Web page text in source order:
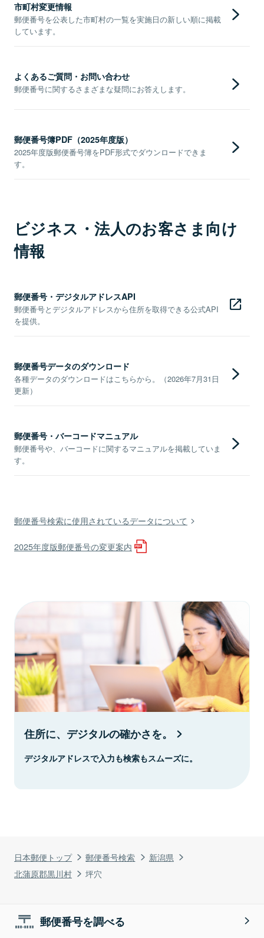
日本郵便トップ 郵便番号検索
新潟県
北蒲原郡黒川村
坪穴
市町村変更情報
郵便番号を公表した市町村の一覧を実施日の新しい順に掲載
しています。
よくあるご質問・お問い合わせ
郵便番号に関するさまざまな疑問にお答えします。
郵便番号簿PDF（2025年度版）
2025年度版郵便番号簿をPDF形式でダウンロードできま
す。
ビジネス・法人のお客さま向け
情報
郵便番号・デジタルアドレスAPI
郵便番号とデジタルアドレスから住所を取得できる公式API
を提供。
郵便番号データのダウンロード
各種データのダウンロードはこちらから。（2026年7月31日
更新）
郵便番号・バーコードマニュアル
郵便番号や、バーコードに関するマニュアルを掲載していま
す。
郵便番号検索に使用されているデータについて
2025年度版郵便番号の変更案内
住所に、デジタルの確かさを。
デジタルアドレスで入力も検索もスムーズに。
郵便番号を調べる